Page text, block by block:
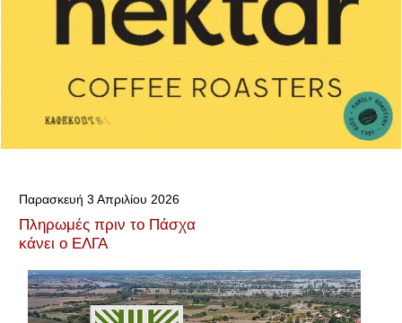
Παρασκευή 3 Απριλίου 2026
Πληρωμές πριν το Πάσχα
κάνει ο ΕΛΓΑ